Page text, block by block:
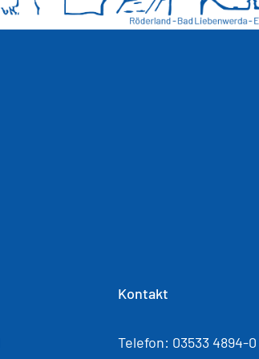
Kontakt
Telefon: 03533 4894-0